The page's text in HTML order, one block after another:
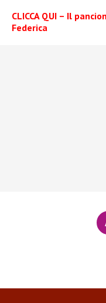
CLICCA QUI – Il
Federica